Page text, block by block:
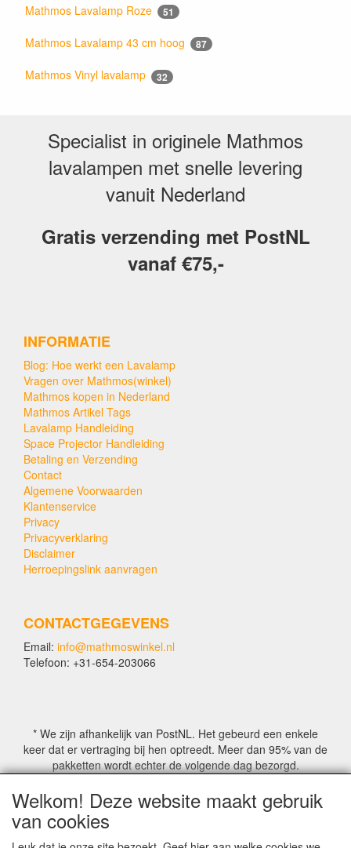
Mathmos Lavalamp Roze 51
Mathmos Lavalamp 43 cm hoog 87
Mathmos Vinyl lavalamp 32
Specialist in originele Mathmos
lavalampen met snelle levering
vanuit Nederland
Gratis verzending met PostNL
vanaf €75,-
INFORMATIE
Blog: Hoe werkt een Lavalamp
Vragen over Mathmos(winkel)
Mathmos kopen in Nederland
Mathmos Artikel Tags
Lavalamp Handleiding
Space Projector Handleiding
Betaling en Verzending
Contact
Algemene Voorwaarden
Klantenservice
Privacy
Privacyverklaring
Disclaimer
Herroepingslink aanvragen
CONTACTGEGEVENS
Email: info@mathmoswinkel.nl
Telefoon: +31-654-203066
* We zijn afhankelijk van PostNL. Het gebeurd een enkele
keer dat er vertraging bij hen optreedt. Meer dan 95% van de
pakketten wordt echter de volgende dag bezorgd.
© COPYRIGHT by Mathmoswinkel.nl
Site Name, Ownership and Design Copyright by
Mathmoswinkel.nl
Welkom! Deze website maakt gebruik
van cookies